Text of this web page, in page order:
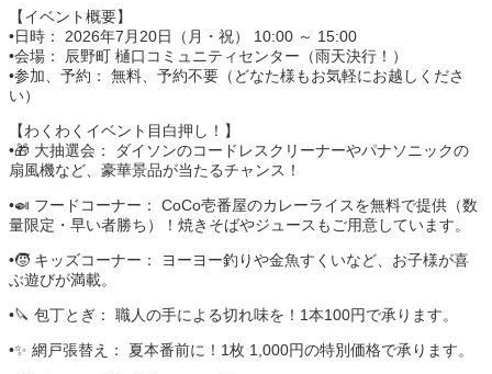
【イベント概要】
•日時： 2026年7月20日（月・祝） 10:00 ～ 15:00
•会場： 辰野町 樋口コミュニティセンター（雨天決行！）
•参加、予約： 無料、予約不要（どなた様もお気軽にお越しくださ
い）
【わくわくイベント目白押し！】
•🎁 大抽選会： ダイソンのコードレスクリーナーやパナソニックの
扇風機など、豪華景品が当たるチャンス！
•🍛 フードコーナー： CoCo壱番屋のカレーライスを無料で提供（数
量限定・早い者勝ち）！焼きそばやジュースもご用意しています。
•🧒 キッズコーナー： ヨーヨー釣りや金魚すくいなど、お子様が喜
ぶ遊びが満載。
•🔪 包丁とぎ： 職人の手による切れ味を！1本100円で承ります。
•✨ 網戸張替え： 夏本番前に！1枚 1,000円の特別価格で承ります。